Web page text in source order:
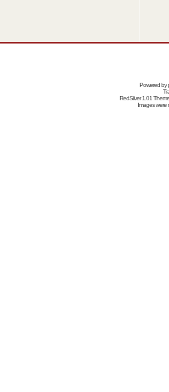
Powered by
RedSilver 1.01
Images were